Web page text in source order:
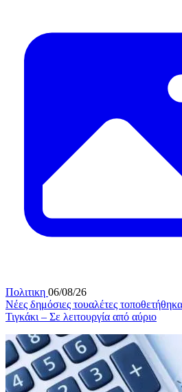
Πολιτικη 06/08/26
Νέες δημόσιες τουαλέτες
Τιγκάκι – Σε λειτουργία από αύριο